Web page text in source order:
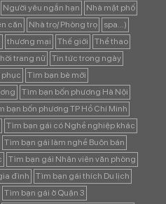
Người yêu ngắn hạn
Nhà mặt phố
căn Nhà trọ/ Phòng trọ
spa...)
thương mại Thế giới
Thể thao
trang nữ
Tin tức trong ngày
phục
Tìm bạn bè mới
Tìm bạn bốn phương Hà Nội
bạn bốn phương TP Hồ Chí Minh
Tìm bạn gái có Nghề nghiệp khác
Tìm bạn gái làm nghề Buôn bán
Tìm bạn gái Nhân viên văn phòng
đình
Tìm bạn gái thích Du lịch
Tìm bạn gái ở Quận 3